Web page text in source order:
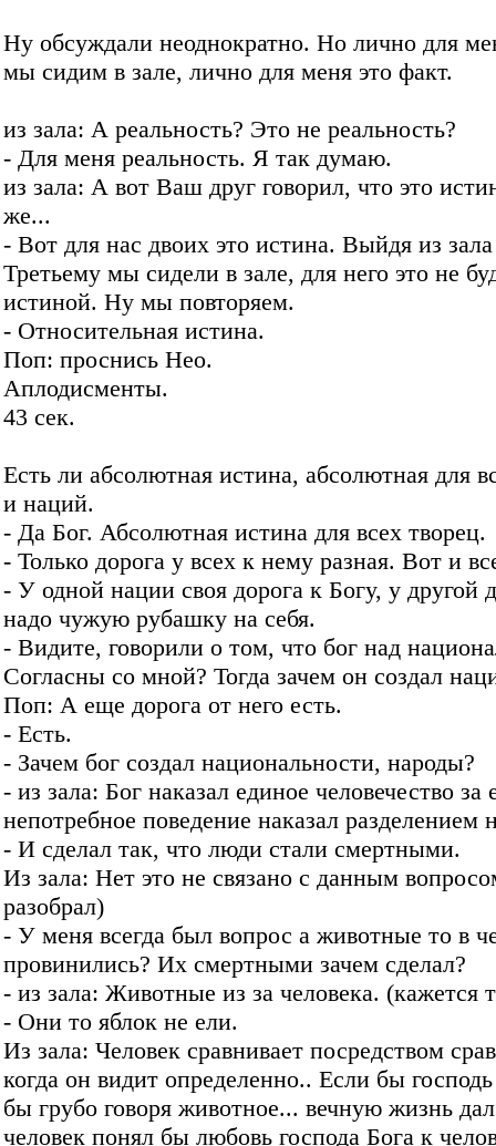
Ну обсуждали неоднократно. Но лично для
мы сидим в зале, лично для меня это факт.
из зала: А реальность? Это не реальность?
- Для меня реальность. Я так думаю.
из зала: А вот Ваш друг говорил, что это
же...
- Вот для нас двоих это истина. Выйдя из зала
Третьему мы сидели в зале, для него это не
истиной. Ну мы повторяем.
- Относительная истина.
Поп: проснись Нео.
Аплодисменты.
43 сек.
Есть ли абсолютная истина, абсолютная для
и наций.
- Да Бог. Абсолютная истина для всех творец.
- Только дорога у всех к нему разная. Вот и
- У одной нации своя дорога к Богу, у другой
надо чужую рубашку на себя.
- Видите, говорили о том, что бог над
Согласны со мной? Тогда зачем он создал
Поп: А еще дорога от него есть.
- Есть.
- Зачем бог создал национальности, народы?
- из зала: Бог наказал единое человечество за
непотребное поведение наказал разделением
- И сделал так, что люди стали смертными.
Из зала: Нет это не связано с данным
разобрал)
- У меня всегда был вопрос а животные то в
провинились? Их смертными зачем сделал?
- из зала: Животные из за человека. (кажется
- Они то яблок не ели.
Из зала: Человек сравнивает посредством
когда он видит определенно.. Если бы
бы грубо говоря животное... вечную жизнь
человек понял бы любовь господа Бога к